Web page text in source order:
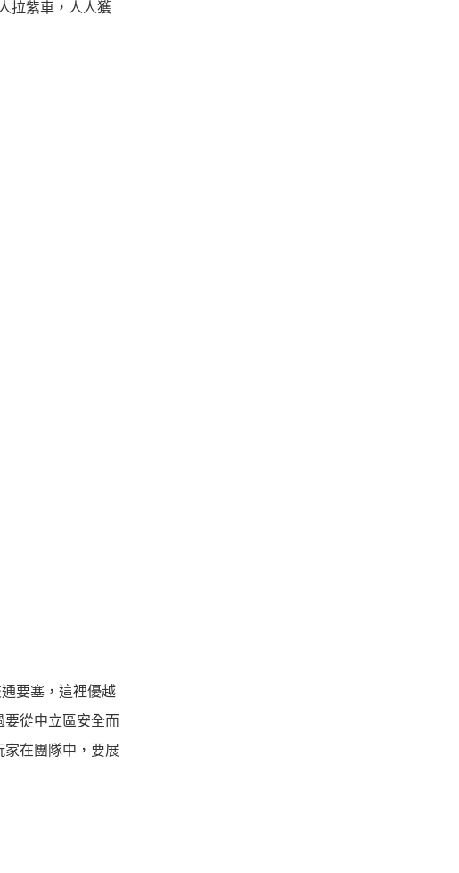
拉紫車，人人獲
要塞，這裡優越
從中立區安全而
家在團隊中，要展